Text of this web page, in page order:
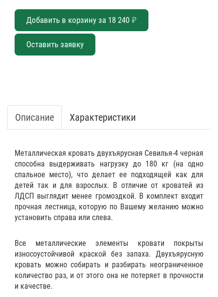
Добавить в корзину за 18 240 ₽
Оставить заявку
Описание Характеристики
Металлическая кровать двухъярусная Севилья-4 черная
способна выдерживать нагрузку до 180 кг (на одно
спальное место), что делает ее подходящей как для
детей так и для взрослых. В отличие от кроватей из
ЛДСП выглядит менее громоздкой. В комплект входит
прочная лестница, которую по Вашему желанию можно
установить справа или слева.
Все металлические элементы кровати покрыты
износоустойчивой краской без запаха. Двухъярусную
кровать можно собирать и разбирать неограниченное
количество раз, и от этого она не потеряет в прочности
и качестве.